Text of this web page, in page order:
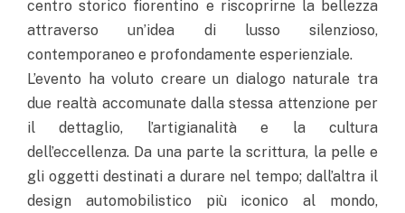
centro storico fiorentino e riscoprirne la bellezza
attraverso un’idea di lusso silenzioso,
contemporaneo e profondamente esperienziale.
L’evento ha voluto creare un dialogo naturale tra
due realtà accomunate dalla stessa attenzione per
il dettaglio, l’artigianalità e la cultura
dell’eccellenza. Da una parte la scrittura, la pelle e
gli oggetti destinati a durare nel tempo; dall’altra il
design automobilistico più iconico al mondo,